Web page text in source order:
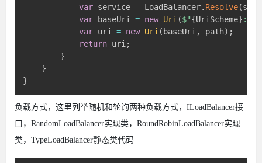
var service = LoadBalancer. Resolve(
var baseUri = new Uri ($"{UriScheme} ://
var uri = new Uri ( baseUri , path) ;
return uri ;
}
}
}
负载方式，这里列举随机和轮询两种负载方式，ILoadBalancer接
口，RandomLoadBalancer实现类，RoundRobinLoadBalancer实现
类，TypeLoadBalancer静态类代码